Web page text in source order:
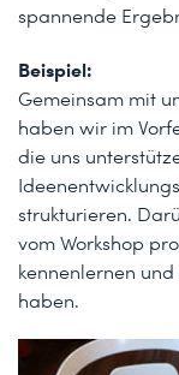
spannende
Beispiel:
Gemeinsam mit
haben wir im
die uns
strukturieren.
vom Workshop
kennenlernen
haben.